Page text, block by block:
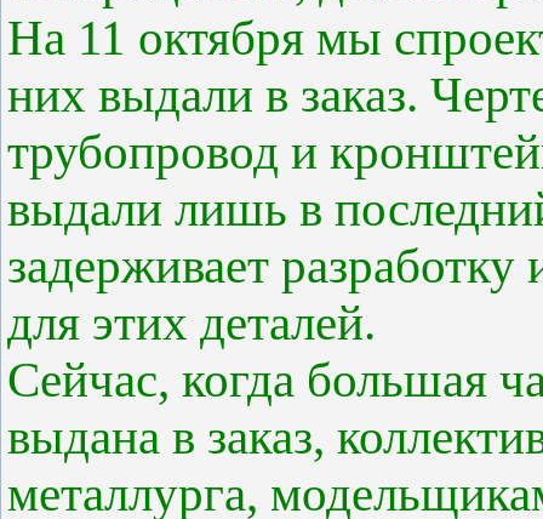
На 11 октября мы
них выдали в заказ.
трубопровод и
выдали лишь в
задерживает
для этих деталей.
Сейчас, когда большая
выдана в заказ,
металлурга,